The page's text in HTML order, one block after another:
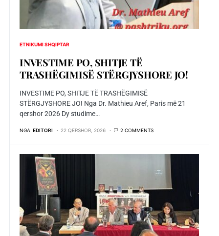
ETNIKUMI SHQIPTAR
INVESTIME PO, SHITJE TЁ
TRASHЁGIMISЁ STЁRGJYSHORE JO!
INVESTIME PO, SHITJE TЁ TRASHЁGIMISЁ
STЁRGJYSHORE JO! Nga Dr. Mathieu Aref, Paris më 21
qershor 2026 Dy studime…
NGA EDITORI 22 QERSHOR, 2026 2 COMMENTS